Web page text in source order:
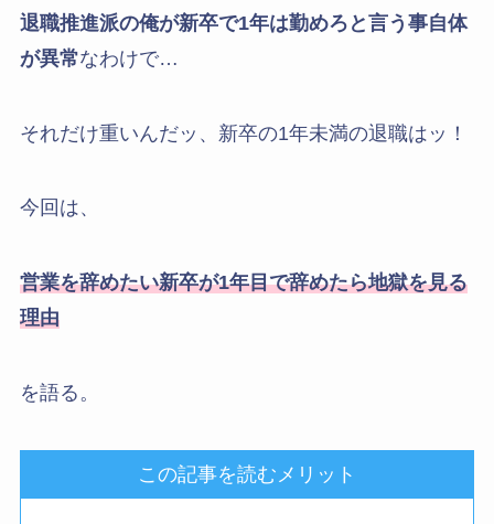
退職推進派の俺が新卒で1年は勤めろと言う事自体
が異常なわけで…
それだけ重いんだッ、新卒の1年未満の退職はッ！
今回は、
営業を辞めたい新卒が1年目で辞めたら地獄を見る
理由
を語る。
この記事を読むメリット